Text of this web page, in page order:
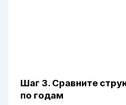
Шаг 3. Сравните
по годам